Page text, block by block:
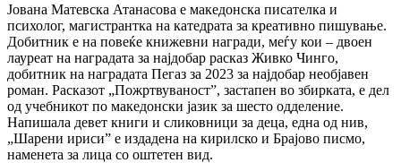
Јована Матевска Атанасова е македонска писателка и
психолог, магистрантка на катедрата за креативно пишување.
Добитник е на повеќе книжевни награди, меѓу кои – двоен
лауреат на наградата за најдобар расказ Живко Чинго,
добитник на наградата Пегаз за 2023 за најдобар необјавен
роман. Расказот „Пожртвуваност”, застапен во збирката, е дел
од учебникот по македонски јазик за шесто одделение.
Напишала девет книги и сликовници за деца, една од нив,
„Шарени ириси” е издадена на кирилско и Брајово писмо,
наменета за лица со оштетен вид.